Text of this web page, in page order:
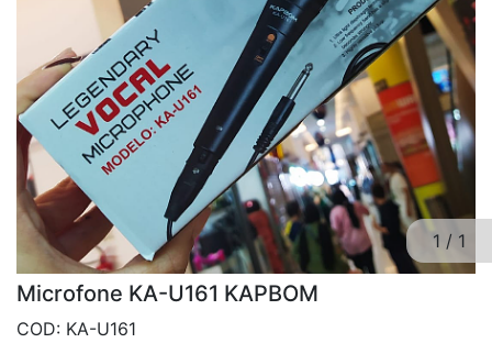
1 / 1
Microfone KA-U161 KAPBOM
COD: KA-U161